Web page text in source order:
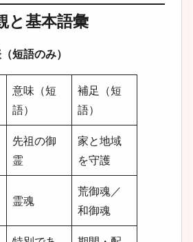
と基本語彙
短語のみ）
意味（短
語）
補足（短
語）
先祖の御
霊
家と地域
を守護
霊魂
荒御魂／
和御魂